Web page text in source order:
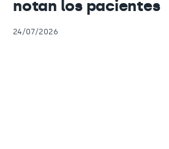
notan los pacientes
24/07/2026